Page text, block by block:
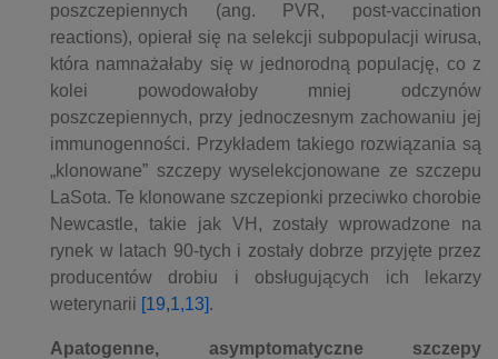
poszczepiennych (ang. PVR, post-vaccination
reactions), opierał się na selekcji subpopulacji wirusa,
która namnażałaby się w jednorodną populację, co z
kolei powodowałoby mniej odczynów
poszczepiennych, przy jednoczesnym zachowaniu jej
immunogenności. Przykładem takiego rozwiązania są
„klonowane” szczepy wyselekcjonowane ze szczepu
LaSota. Te klonowane szczepionki przeciwko chorobie
Newcastle, takie jak VH, zostały wprowadzone na
rynek w latach 90-tych i zostały dobrze przyjęte przez
producentów drobiu i obsługujących ich lekarzy
weterynarii [19,1,13].
Apatogenne, asymptomatyczne szczepy